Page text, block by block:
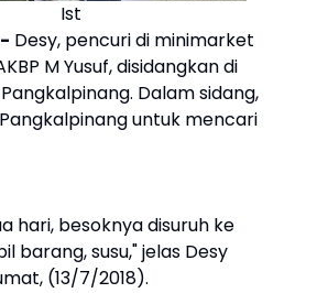
Ist
Desy, pencuri di minimarket
M Yusuf, disidangkan di
Dalam sidang,
untuk mencari
hari, besoknya disuruh ke
barang, susu," jelas Desy
(13/7/2018).